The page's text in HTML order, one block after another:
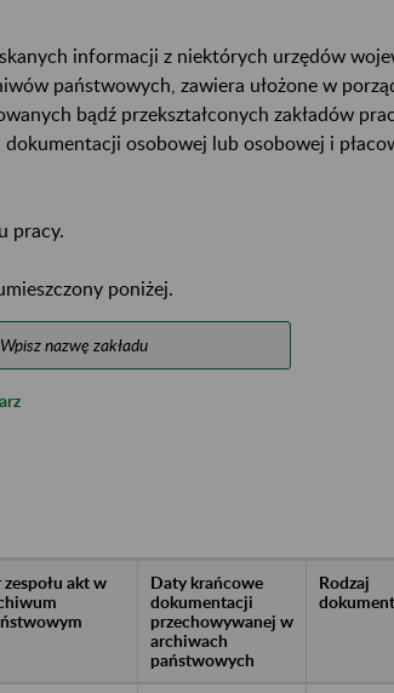
informacji z niektórych urzędów
państwowych, zawiera ułożone w
bądź przekształconych zakładów
osobowej lub osobowej i
pracy.
poniżej.
zespołu akt w
Daty krańcowe
dokumentacji
przechowywanej w
archiwach
państwowych
Rodzaj